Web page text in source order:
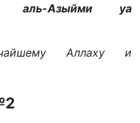
аль-Азыйми уа
Аллаху и